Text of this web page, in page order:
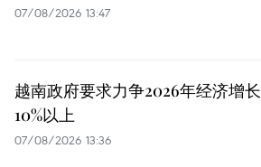
07/08/2026 13:47
越南政府要求力争2026年经济增长
10%以上
07/08/2026 13:36